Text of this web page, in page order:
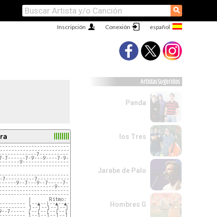
⚲
Conexión
Inscripción
7-10-7-
7-8-10----7-10--------
7----------7-9-----------------------
7------7-9---9----7-9---------------------------
9------------------------------------------
7----------7----------------------7--8--10---8--7
9--7---9--7-----7-------7--9----------------
9------7-9---------------------
|--▲--|--▲--▲--
|--|--|--|--|--  Rasgueo hacia abajo,
9--7----- |--|--|--|--|--  arriba, abajo, abajo.
|--|--|--|--|--  Si gustas lo puedes con-
Artistas Sugeridos
Panda
los Tres
Jarabe de Palo
Hombres G